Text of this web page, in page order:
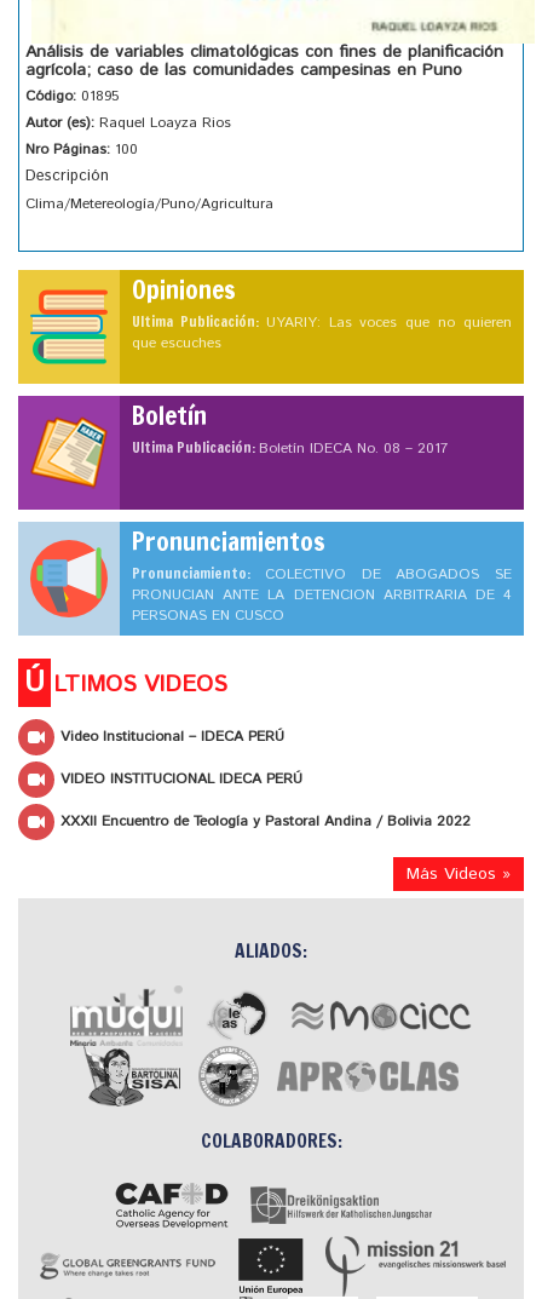
Análisis de variables climatológicas con fines de planificación
agrícola; caso de las comunidades campesinas en Puno
Código: 01895
Autor (es): Raquel Loayza Rios
Nro Páginas: 100
Descripción
Clima/Metereología/Puno/Agricultura
Opiniones
Ultima Publicación: UYARIY: Las voces que no quieren
que escuches
Boletín
Ultima Publicación:Boletín IDECA No. 08 – 2017
Pronunciamientos
Pronunciamiento: COLECTIVO DE ABOGADOS SE
PRONUCIAN ANTE LA DETENCION ARBITRARIA DE 4
PERSONAS EN CUSCO
Ú LTIMOS VIDEOS
Video Institucional – IDECA PERÚ
VIDEO INSTITUCIONAL IDECA PERÚ
XXXII Encuentro de Teología y Pastoral Andina / Bolivia 2022
Más Videos »
ALIADOS:
COLABORADORES: